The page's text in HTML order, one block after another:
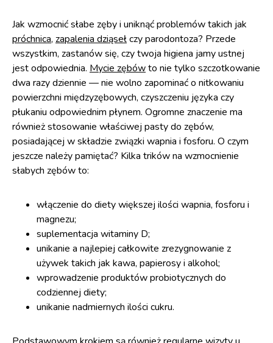
Jak wzmocnić słabe zęby i uniknąć problemów takich jak
próchnica, zapalenia dziąsełczy parodontoza? Przede
wszystkim, zastanów się, czy twoja higiena jamy ustnej
jest odpowiednia. Mycie zębówto nie tylko szczotkowanie
dwa razy dziennie — nie wolno zapominać o nitkowaniu
powierzchni międzyzębowych, czyszczeniu języka czy
płukaniu odpowiednim płynem. Ogromne znaczenie ma
również stosowanie właściwej pasty do zębów,
posiadającej w składzie związki wapnia i fosforu. O czym
jeszcze należy pamiętać? Kilka trików na wzmocnienie
słabych zębów to:
włączenie do diety większej ilości wapnia, fosforu i
magnezu;
suplementacja witaminy D;
unikanie a najlepiej całkowite zrezygnowanie z
używek takich jak kawa, papierosy i alkohol;
wprowadzenie produktów probiotycznych do
codziennej diety;
unikanie nadmiernych ilości cukru.